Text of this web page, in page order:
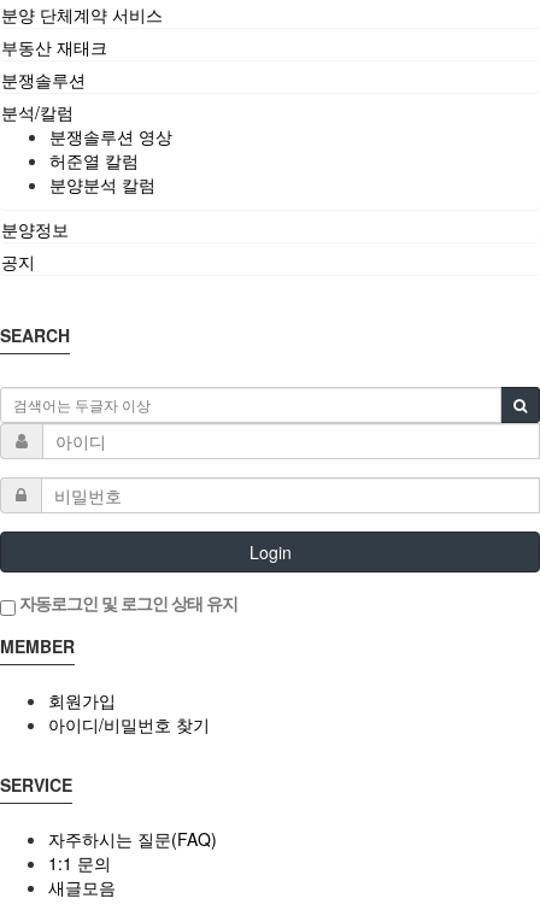
분양 단체계약 서비스
부동산 재태크
분쟁솔루션
분석/칼럼
분쟁솔루션 영상
허준열 칼럼
분양분석 칼럼
분양정보
공지
SEARCH
Login
자동로그인 및 로그인 상태 유지
MEMBER
회원가입
아이디/비밀번호 찾기
SERVICE
자주하시는 질문(FAQ)
1:1 문의
새글모음